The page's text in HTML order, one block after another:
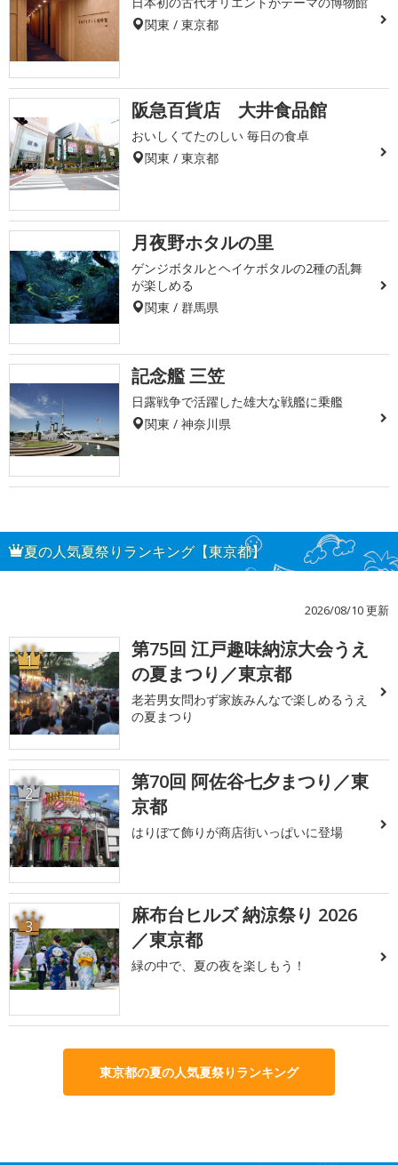
関東 / 東京都
阪急百貨店 大井食品館
おいしくてたのしい 毎日の食卓
関東 / 東京都
月夜野ホタルの里
ゲンジボタルとヘイケボタルの2種の乱舞
が楽しめる
関東 / 群馬県
記念艦 三笠
日露戦争で活躍した雄大な戦艦に乗艦
関東 / 神奈川県
夏の人気夏祭りランキング【東京都】
2026/08/10 更新
1
第75回 江戸趣味納涼大会うえ
の夏まつり／東京都
老若男女問わず家族みんなで楽しめるうえ
の夏まつり
2
第70回 阿佐谷七夕まつり／東
京都
はりぼて飾りが商店街いっぱいに登場
3
麻布台ヒルズ 納涼祭り 2026
／東京都
緑の中で、夏の夜を楽しもう！
東京都の夏の人気夏祭りランキング